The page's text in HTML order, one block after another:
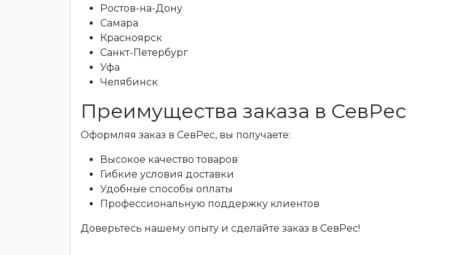
Ростов-на-Дону
Самара
Красноярск
Санкт-Петербург
Уфа
Челябинск
Преимущества заказа в СевРес
Оформляя заказ в СевРес, вы получаете:
Высокое качество товаров
Гибкие условия доставки
Удобные способы оплаты
Профессиональную поддержку клиентов
Доверьтесь нашему опыту и сделайте заказ в СевРес!